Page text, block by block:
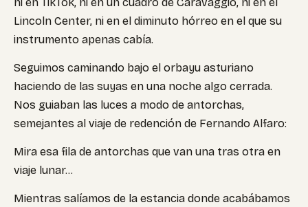
Lincoln Center, ni en el diminuto hórreo en el que su
instrumento apenas cabía.
Seguimos caminando bajo el orbayu asturiano
haciendo de las suyas en una noche algo cerrada.
Nos guiaban las luces a modo de antorchas,
semejantes al viaje de redención de Fernando Alfaro:
Mira esa fila de antorchas que van una tras otra en
viaje lunar…
Mientras salíamos de la estancia donde acabábamos